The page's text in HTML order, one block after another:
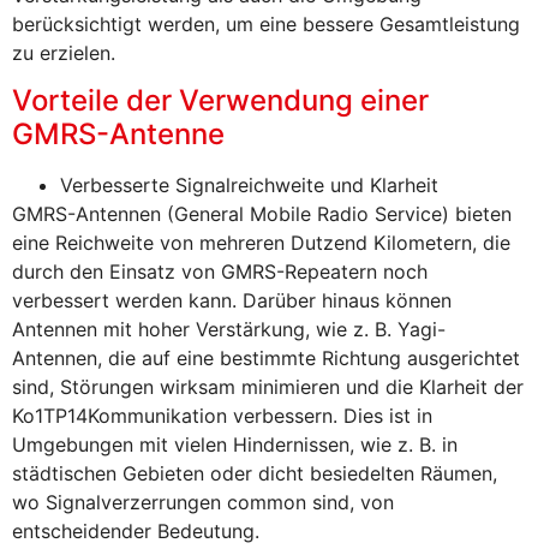
berücksichtigt werden, um eine bessere Gesamtleistung
zu erzielen.
Vorteile der Verwendung einer
GMRS-Antenne
Verbesserte Signalreichweite und Klarheit
GMRS-Antennen (General Mobile Radio Service) bieten
eine Reichweite von mehreren Dutzend Kilometern, die
durch den Einsatz von GMRS-Repeatern noch
verbessert werden kann. Darüber hinaus können
Antennen mit hoher Verstärkung, wie z. B. Yagi-
Antennen, die auf eine bestimmte Richtung ausgerichtet
sind, Störungen wirksam minimieren und die Klarheit der
Ko1TP14Kommunikation verbessern. Dies ist in
Umgebungen mit vielen Hindernissen, wie z. B. in
städtischen Gebieten oder dicht besiedelten Räumen,
wo Signalverzerrungen common sind, von
entscheidender Bedeutung.